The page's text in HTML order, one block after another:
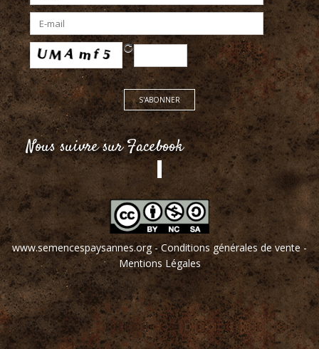
Nous suivre sur Facebook
www.semencespaysannes.org-Conditions générales de vente -
Mentions Légales